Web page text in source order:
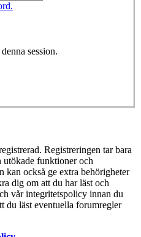
session.
Registreringen tar bara
utökade funktioner och
kan också ge extra behörigheter
dig om att du har läst och
vår integritetspolicy innan du
du läst eventuella forumregler